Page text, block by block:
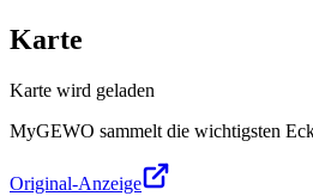
Karte
Karte wird geladen
MyGEWO sammelt die wichtigsten
Original-Anzeige